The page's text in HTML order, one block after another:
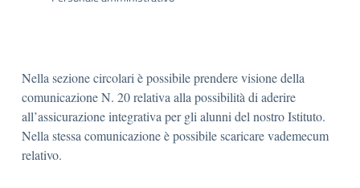
Nella sezione circolari è possibile prendere visione della
comunicazione N. 20 relativa alla possibilità di aderire
all’assicurazione integrativa per gli alunni del nostro Istituto.
Nella stessa comunicazione è possibile scaricare vademecum
relativo.